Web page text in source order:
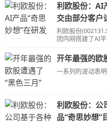
利欧股份：AI
交由部分客户
利欧股份
团内网搭建了AI
开年最强的欧
一系列的波动表
利欧股份：公
品“奇思妙想”